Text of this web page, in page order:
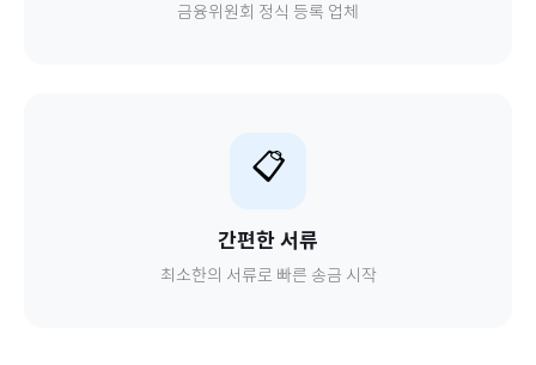
금융위원회 정식 등록 업체
📋
간편한 서류
최소한의 서류로 빠른 송금 시작